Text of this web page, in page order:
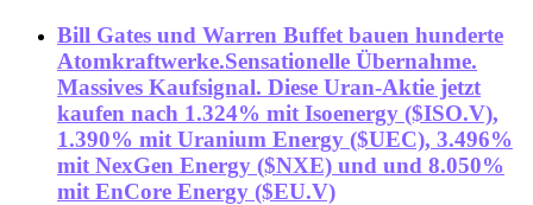
Bill Gates und Warren Buffet bauen hunderte
Atomkraftwerke.Sensationelle Übernahme.
Massives Kaufsignal. Diese Uran-Aktie jetzt
kaufen nach 1.324% mit Isoenergy ($ISO.V),
1.390% mit Uranium Energy ($UEC), 3.496%
mit NexGen Energy ($NXE) und und 8.050%
mit EnCore Energy ($EU.V)